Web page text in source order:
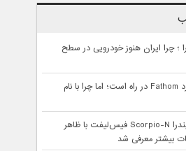
؛ چرا ایران هنوز خودرویی در سطح
پیکاپ برقی فورد Fathom در راه است؛ اما چرا با نام
شاسی‌بلند ماهیندرا Scorpio-N فیس‌لیفت با ظاهر
بیشتر معرفی شد